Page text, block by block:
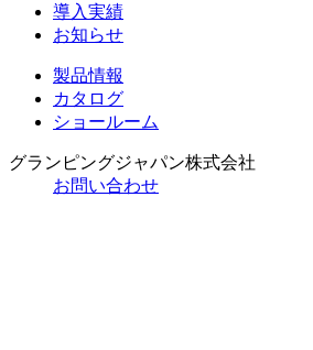
導入実績
お知らせ
製品情報
カタログ
ショールーム
グランピングジャパン株式会社
お問い合わせ